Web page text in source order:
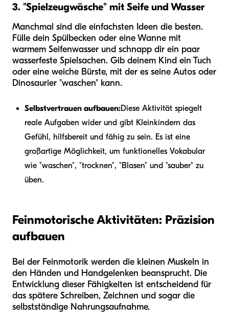
3. "Spielzeugwäsche" mit Seife und Wasser
Manchmal sind die einfachsten Ideen die besten.
Fülle dein Spülbecken oder eine Wanne mit
warmem Seifenwasser und schnapp dir ein paar
wasserfeste Spielsachen. Gib deinem Kind ein Tuch
oder eine weiche Bürste, mit der es seine Autos oder
Dinosaurier "waschen" kann.
Selbstvertrauen aufbauen:Diese Aktivität spiegelt
reale Aufgaben wider und gibt Kleinkindern das
Gefühl, hilfsbereit und fähig zu sein. Es ist eine
großartige Möglichkeit, um funktionelles Vokabular
wie "waschen", "trocknen", "Blasen" und "sauber" zu
üben.
Feinmotorische Aktivitäten: Präzision
aufbauen
Bei der Feinmotorik werden die kleinen Muskeln in
den Händen und Handgelenken beansprucht. Die
Entwicklung dieser Fähigkeiten ist entscheidend für
das spätere Schreiben, Zeichnen und sogar die
selbstständige Nahrungsaufnahme.